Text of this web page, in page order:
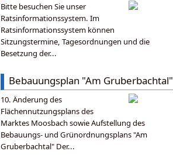
Bitte besuchen Sie unser
Ratsinformationssystem. Im
Ratsinformationssystem können
Sitzungstermine, Tagesordnungen und die
Besetzung der...
Bebauungsplan "Am Gruberbachtal"
10. Änderung des
Flächennutzungsplans des
Marktes Moosbach sowie Aufstellung des
Bebauungs- und Grünordnungsplans "Am
Gruberbachtal" Der...